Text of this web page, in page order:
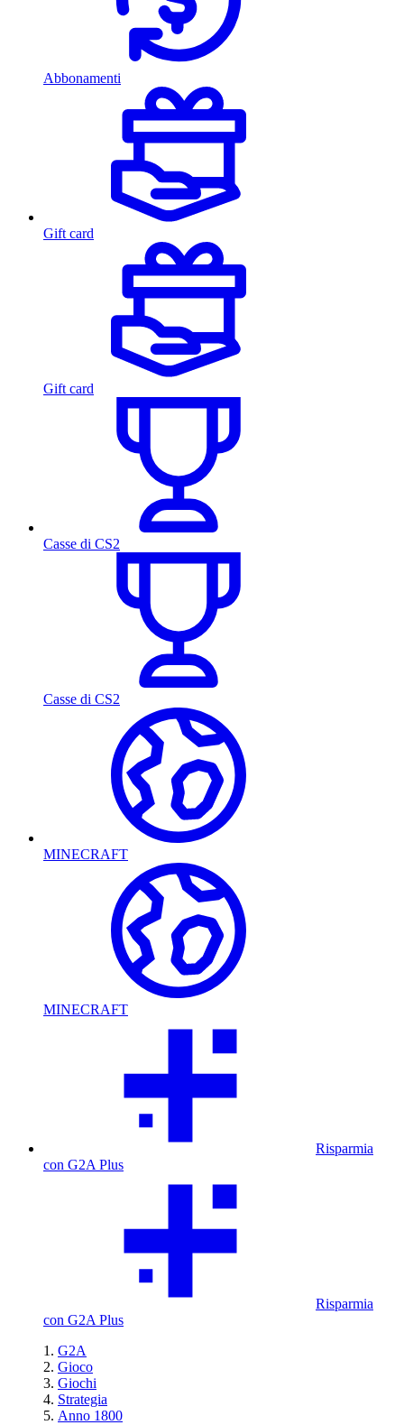
Abbonamenti
Gift card
Gift card
Casse di CS2
Casse di CS2
MINECRAFT
MINECRAFT
Risparmia
con G2A Plus
Risparmia
con G2A Plus
G2A
Gioco
Giochi
Strategia
Anno 1800